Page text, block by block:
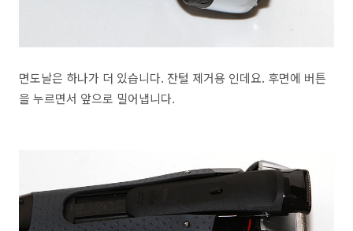
면도날은 하나가 더 있습니다. 잔털 제거용 인데요. 후면에 버튼
을 누르면서 앞으로 밀어냅니다.